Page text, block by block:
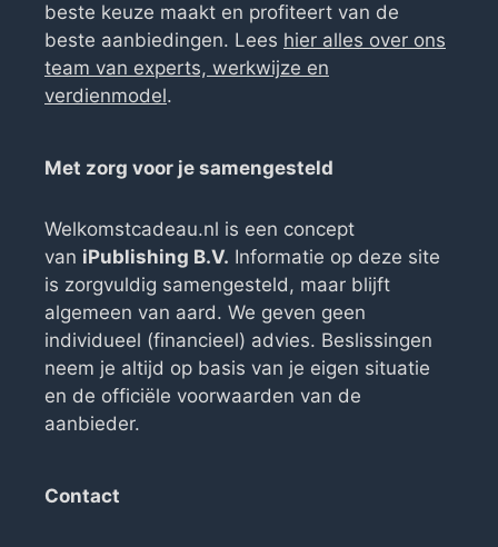
beste keuze maakt en profiteert van de
beste aanbiedingen. Lees hier alles over ons
team van experts, werkwijze en
verdienmodel.
Met zorg voor je samengesteld
Welkomstcadeau.nl is een concept
van iPublishing B.V. Informatie op deze site
is zorgvuldig samengesteld, maar blijft
algemeen van aard. We geven geen
individueel (financieel) advies. Beslissingen
neem je altijd op basis van je eigen situatie
en de officiële voorwaarden van de
aanbieder.
Contact